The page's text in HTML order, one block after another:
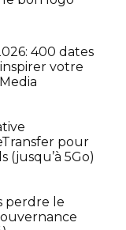
400 dates
votre
pour
(jusqu’à 5Go)
perdre le